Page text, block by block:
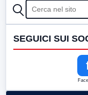
CERCA
SEGUICI SUI